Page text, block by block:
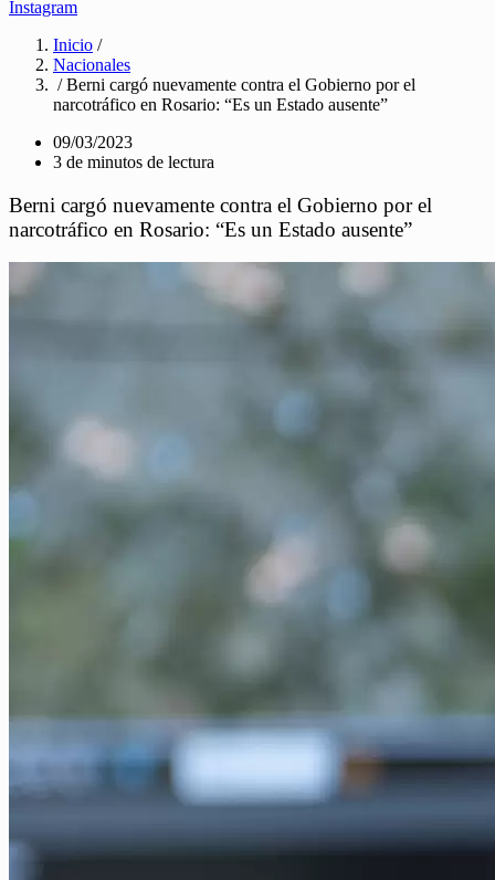
Instagram
Inicio /
Nacionales
/ Berni cargó nuevamente contra el Gobierno por el
narcotráfico en Rosario: “Es un Estado ausente”
09/03/2023
3 de minutos de lectura
Berni cargó nuevamente contra el Gobierno por el
narcotráfico en Rosario: “Es un Estado ausente”